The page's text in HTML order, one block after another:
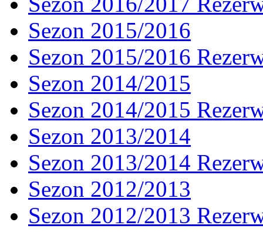
Sezon 2015/2016
Sezon 2015/2016
Sezon 2014/2015
Sezon 2014/2015
Sezon 2013/2014
Sezon 2013/2014
Sezon 2012/2013
Sezon 2012/2013